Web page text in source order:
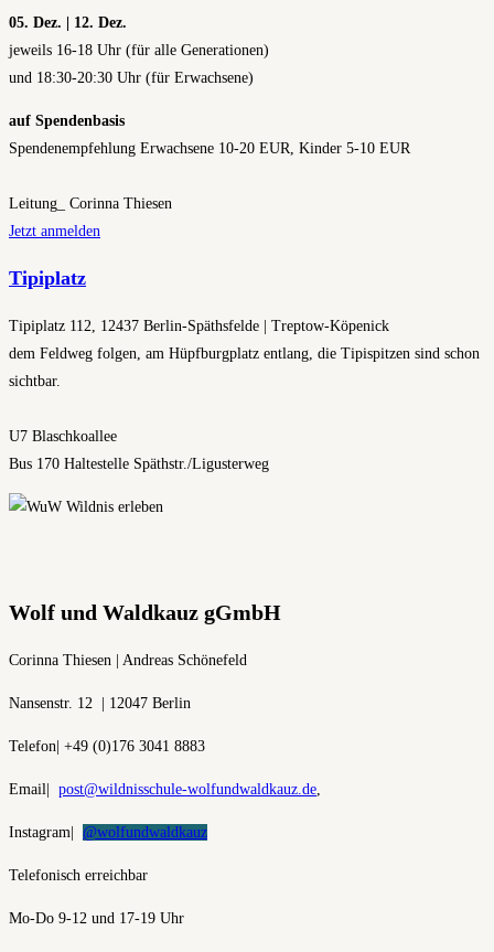
05. Dez. | 12. Dez.
jeweils 16-18 Uhr (für alle Generationen)
und 18:30-20:30 Uhr (für Erwachsene)
auf Spendenbasis
Spendenempfehlung Erwachsene 10-20 EUR, Kinder 5-10 EUR
Leitung_ Corinna Thiesen
Jetzt anmelden
Tipiplatz
Tipiplatz 112, 12437 Berlin-Späthsfelde | Treptow-Köpenick
dem Feldweg folgen, am Hüpfburgplatz entlang, die Tipispitzen sind schon
sichtbar.
U7 Blaschkoallee
Bus 170 Haltestelle Späthstr./Ligusterweg
Wolf und Waldkauz gGmbH
Corinna Thiesen | Andreas Schönefeld
Nansenstr. 12 | 12047 Berlin
Telefon| +49 (0)176 3041 8883
Email| post@wildnisschule-wolfundwaldkauz.de
Instagram| @wolfundwaldkauz
Telefonisch erreichbar
Mo-Do 9-12 und 17-19 Uhr